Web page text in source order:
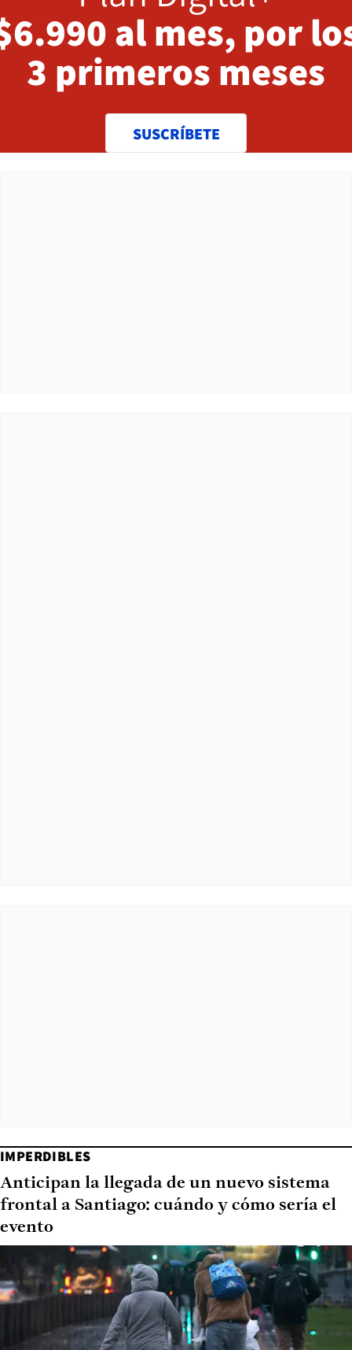
al mes, por
3 primeros meses
SUSCRÍBETE
IMPERDIBLES
Anticipan la llegada de un nuevo sistema
frontal a Santiago: cuándo y cómo sería el
evento